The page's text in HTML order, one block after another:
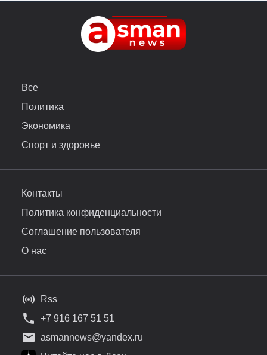
Все
Политика
Экономика
Спорт и здоровье
Контакты
Политика конфиденциальности
Соглашение пользователя
О нас
Rss
+7 916 167 51 51
asmannews@yandex.ru